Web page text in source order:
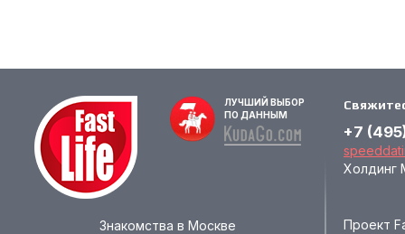
ЛУЧШИЙ ВЫБОР
ПО ДАННЫМ
Знакомства в Москве
+7
Холдинг
Проект